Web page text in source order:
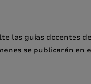
las guías docentes
se publicarán en